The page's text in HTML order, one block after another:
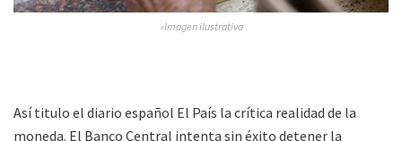
»Imagen ilustrativa
Así titulo el diario español El País la crítica realidad de la
moneda. El Banco Central intenta sin éxito detener la